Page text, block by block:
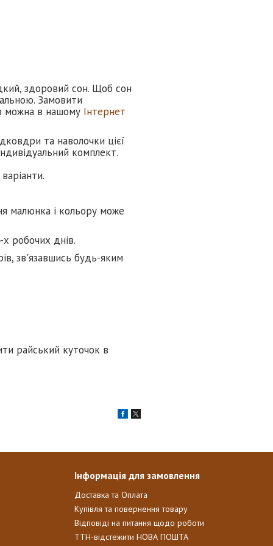
здоровий сон. Щоб сон
Замовити
можна в нашому Інтернет
та наволочки цієї
комплект.
малюнка і кольору може
робочих днів.
зв'язавшись будь-яким
райський куточок в
Інформація для замовлення
Доставка та Оплата
Купівля та повернення товару
Відповіді на питання щодо роботи
ТТН-відстежити НОВА ПОШТА